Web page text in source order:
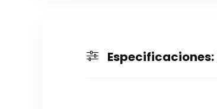
Especificaciones: